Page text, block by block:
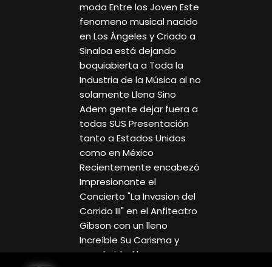
moda Entre los Joven Este
fenomeno musical nacido
en Los Ángeles y Criado a
Sinaloa está dejando
boquiabierta a Toda la
Industria de la Música al no
solamente Llena Sino
Adem gente dejar fuera a
todas SUS Presentación
tanto a Estados Unidos
como en México
Recientemente encabezó
Impresionante el
Concierto "La Invasion del
Corrido III" en el Anfiteatro
Gibson con un lleno
Increíble Su Carisma y
popularidad have